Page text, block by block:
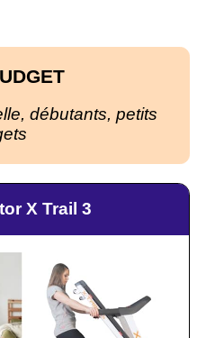
débutants, petits
X Trail 3